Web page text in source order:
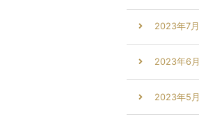
2023年7月
2023年6月
2023年5月